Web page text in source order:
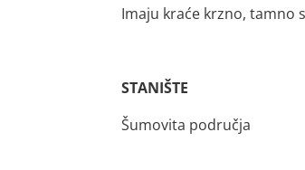
Imaju kraće krzno, tamno
STANIŠTE
Šumovita područja